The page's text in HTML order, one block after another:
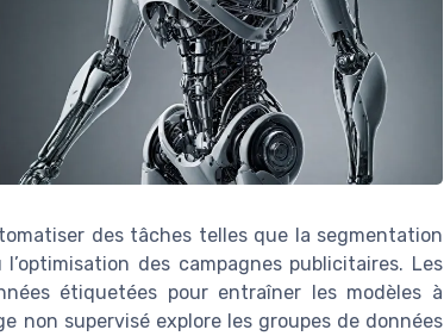
des tâches telles que la segmentation
des campagnes publicitaires. Les
étiquetées pour entraîner les modèles à
non supervisé explore les groupes de données